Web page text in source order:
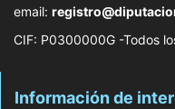
email:
CIF: P0300000G -Todos
Información de